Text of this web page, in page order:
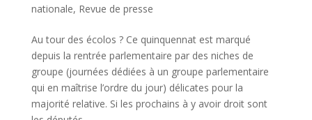
nationale, Revue de presse
Au tour des écolos ? Ce quinquennat est marqué
depuis la rentrée parlementaire par des niches de
groupe (journées dédiées à un groupe parlementaire
qui en maîtrise l’ordre du jour) délicates pour la
majorité relative. Si les prochains à y avoir droit sont